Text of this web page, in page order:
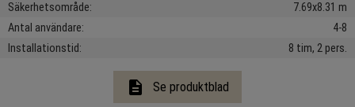
Säkerhetsområde
7.69x8.31 m
Antal användare
4-8
Installationstid
8 tim, 2 pers.
description Se produktblad